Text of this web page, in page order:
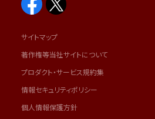
サイトマップ
著作権等当社サイトについて
プロダクト・サービス規約集
情報セキュリティポリシー
個人情報保護方針